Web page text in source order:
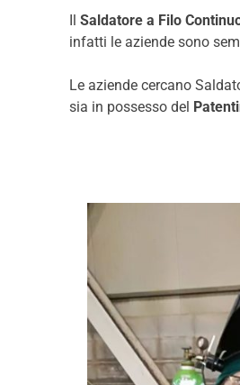
IlSaldatore a Filo
infatti le aziende sono
Le aziende cercano
sia in possesso del